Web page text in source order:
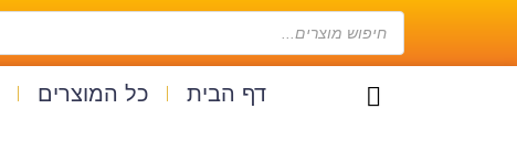
דף הבית כל המוצרים